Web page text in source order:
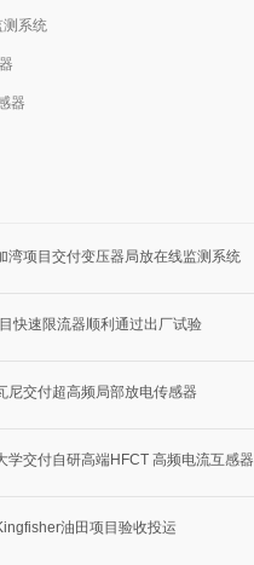
系统
器
湾项目交付变压器局放在线监测系统
快速限流器顺利通过出厂试验
尼交付超高频局部放电传感器
学交付自研高端HFCT 高频电流互感器
油田项目验收投运